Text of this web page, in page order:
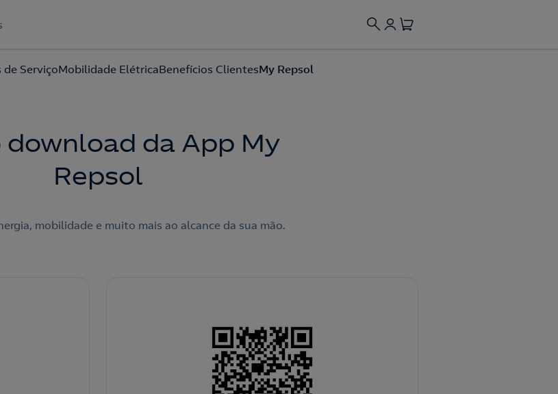
de ServiçoMobilidade ElétricaBenefícios ClientesMy Repsol
lapolítica de protección de datos.
download da App My
Repsol
mobilidade e muito mais ao alcance da sua mão.